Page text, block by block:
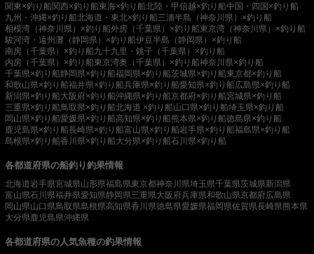
関東×釣り船関西×釣り船東海×釣り船北陸・甲信越×釣り船中国・四国×釣り船
九州・沖縄×釣り船北海道・東北×釣り船三浦半島（神奈川県）×釣り船
相模湾（神奈川県）×釣り船外房（千葉県）×釣り船東京湾（神奈川県）×釣り船
駿河湾・遠州灘（静岡県）×釣り船伊豆半島（静岡県）×釣り船
南房（千葉県）×釣り船九十九里・銚子（千葉県）×釣り船
内房（千葉県）×釣り船東京湾奥（千葉県）×釣り船神奈川県×釣り船
千葉県×釣り船静岡県×釣り船福岡県×釣り船茨城県×釣り船東京都×釣り船
和歌山県×釣り船福井県×釣り船兵庫県×釣り船愛知県×釣り船広島県×釣り船
新潟県×釣り船大阪府×釣り船沖縄県×釣り船京都府×釣り船宮城県×釣り船
三重県×釣り船鳥取県×釣り船北海道 ×釣り船山口県×釣り船埼玉県×釣り船
岡山県×釣り船愛媛県×釣り船高知県×釣り船熊本県×釣り船徳島県×釣り船
鹿児島県×釣り船長崎県×釣り船富山県×釣り船岩手県×釣り船福島県×釣り船
島根県×釣り船香川県×釣り船大分県×釣り船石川県×釣り船
各都道府県の船釣り釣果情報
北海道岩手県宮城県山形県福島県東京都神奈川県埼玉県千葉県茨城県新潟県
富山県石川県福井県愛知県静岡県三重県大阪府兵庫県和歌山県京都府広島県
岡山県山口県鳥取県島根県高知県香川県徳島県愛媛県福岡県佐賀県長崎県熊本県
大分県 鹿児島県沖縄県
各都道府県の人気魚種の釣果情報